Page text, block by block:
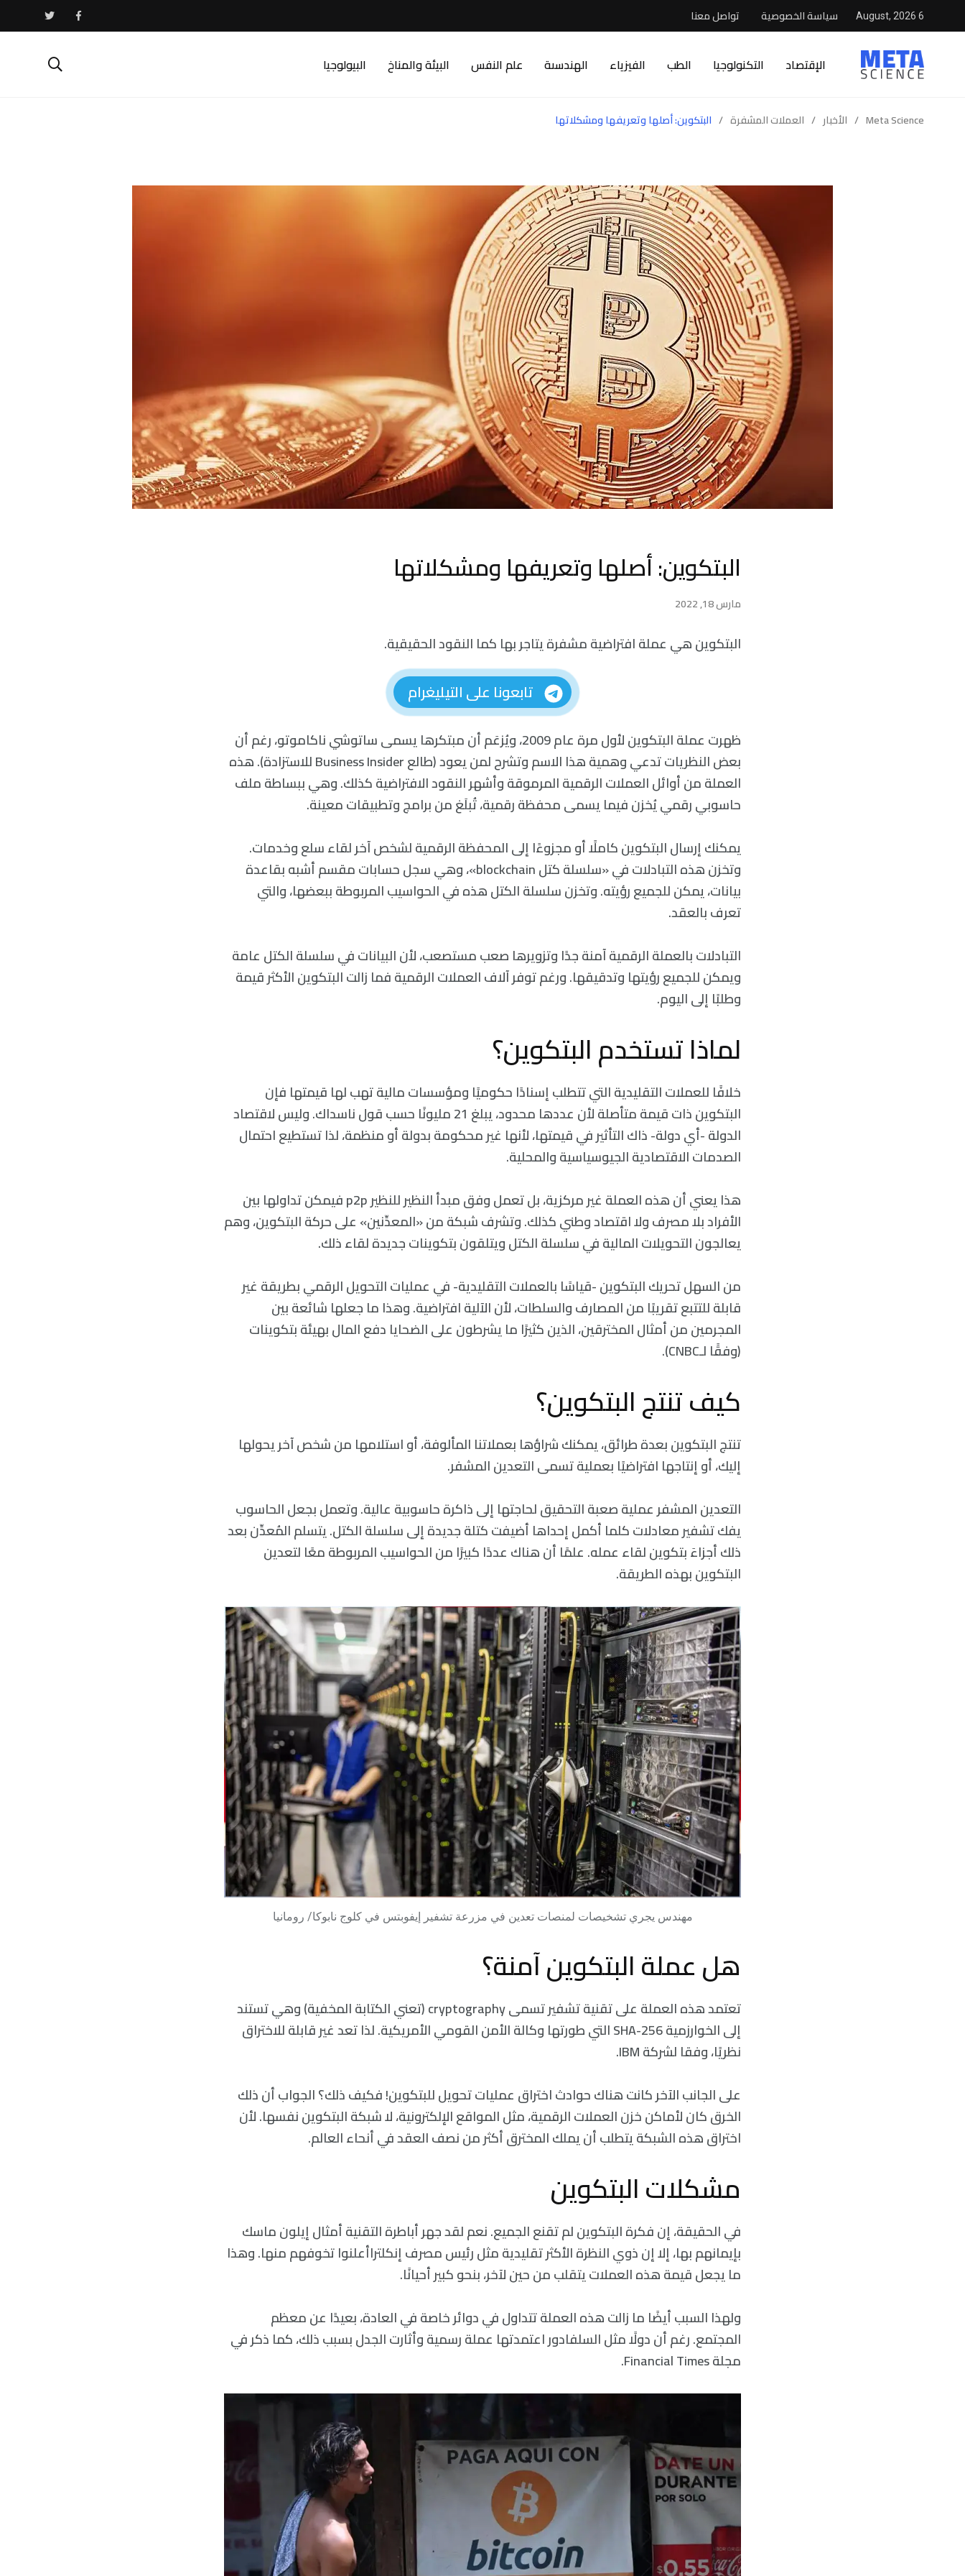
6 August, 2026 سياسة الخصوصية تواصل معنا
الإقتصاد التكنولوجيا الطب الفيزياء الهندسىة علم النفس البيئة والمناخ البيولوجيا
Meta Science
/ الأخبار / العملات المشفرة / البتكوين: أصلها وتعريفها ومشكلاتها
البتكوين: أصلها وتعريفها ومشكلاتها
مارس 18, 2022
البتكوين هي عملة افتراضية مشفرة يتاجر بها كما النقود الحقيقية.
تابعونا على التيليغرام
ظهرت عملة البتكوين لأول مرة عام 2009، ويُزعَم أن مبتكرها يسمى ساتوشي ناكاموتو، رغم أن
بعض النظريات تدعي وهمية هذا الاسم وتشرح لمن يعود (طالع Business Insider للاستزادة). هذه
العملة من أوائل العملات الرقمية المرموقة وأشهر النقود الافتراضية كذلك. وهي ببساطة ملف
حاسوبي رقمي يُخزن فيما يسمى محفظة رقمية، تُبلَغ من برامج وتطبيقات معينة.
يمكنك إرسال البتكوين كاملًا أو مجزوءًا إلى المحفظة الرقمية لشخص آخر لقاء سلع وخدمات.
وتخزن هذه التبادلات في «سلسلة كتل blockchain»، وهي سجل حسابات مقسم أشبه بقاعدة
بيانات، يمكن للجميع رؤيته. وتخزن سلسلة الكتل هذه في الحواسيب المربوطة ببعضها، والتي
تعرف بالعقد.
التبادلات بالعملة الرقمية آمنة جدًا وتزويرها صعب مستصعب، لأن البيانات في سلسلة الكتل عامة
ويمكن للجميع رؤيتها وتدقيقها. ورغم توفر آلاف العملات الرقمية فما زالت البتكوين الأكثر قيمة
وطلبًا إلى اليوم.
لماذا تستخدم البتكوين؟
خلافًا للعملات التقليدية التي تتطلب إسنادًا حكوميًا ومؤسسات مالية تهب لها قيمتها فإن
البتكوين ذات قيمة متأصلة لأن عددها محدود، يبلغ 21 مليونًا حسب قول ناسداك. وليس لاقتصاد
الدولة -أي دولة- ذاك التأثير في قيمتها، لأنها غير محكومة بدولة أو منظمة، لذا تستطيع احتمال
الصدمات الاقتصادية الجيوسياسية والمحلية.
هذا يعني أن هذه العملة غير مركزية، بل تعمل وفق مبدأ النظير للنظير p2p فيمكن تداولها بين
الأفراد بلا مصرف ولا اقتصاد وطني كذلك. وتشرف شبكة من «المعدِّنين» على حركة البتكوين، وهم
يعالجون التحويلات المالية في سلسلة الكتل ويتلقون بتكوينات جديدة لقاء ذلك.
من السهل تحريك البتكوين -قياسًا بالعملات التقليدية- في عمليات التحويل الرقمي بطريقة غير
قابلة للتتبع تقريبًا من المصارف والسلطات، لأن الآلية افتراضية. وهذا ما جعلها شائعة بين
المجرمين من أمثال المخترقين، الذين كثيرًا ما يشرطون على الضحايا دفع المال بهيئة بتكوينات
(وفقًا لـCNBC).
كيف تنتج البتكوين؟
تنتج البتكوين بعدة طرائق، يمكنك شراؤها بعملاتنا المألوفة، أو استلامها من شخص آخر يحولها
إليك، أو إنتاجها افتراضيًا بعملية تسمى التعدين المشفر.
التعدين المشفر عملية صعبة التحقيق لحاجتها إلى ذاكرة حاسوبية عالية. وتعمل بجعل الحاسوب
يفك تشفير معادلات كلما أكمل إحداها أضيفت كتلة جديدة إلى سلسلة الكتل. يتسلم المُعدِّن بعد
ذلك أجزاءَ بتكوين لقاء عمله. علمًا أن هناك عددًا كبيرًا من الحواسيب المربوطة معًا لتعدين
البتكوين بهذه الطريقة.
مهندس يجري تشخيصات لمنصات تعدين في مزرعة تشفير إيفوبتس في كلوج نابوكا/ رومانيا
هل عملة البتكوين آمنة؟
تعتمد هذه العملة على تقنية تشفير تسمى cryptography (تعني الكتابة المخفية) وهي تستند
إلى الخوارزمية SHA-256 التي طورتها وكالة الأمن القومي الأمريكية. لذا تعد غير قابلة للاختراق
نظريًا، وفقا لشركة IBM.
على الجانب الآخر كانت هناك حوادث اختراق عمليات تحويل للبتكوين! فكيف ذلك؟ الجواب أن ذلك
الخرق كان لأماكن خزن العملات الرقمية، مثل المواقع الإلكترونية، لا شبكة البتكوين نفسها. لأن
اختراق هذه الشبكة يتطلب أن يملك المخترق أكثر من نصف العقد في أنحاء العالم.
مشكلات البتكوين
في الحقيقة، إن فكرة البتكوين لم تقنع الجميع. نعم لقد جهر أباطرة التقنية أمثال إيلون ماسك
بإيمانهم بها، إلا إن ذوي النظرة الأكثر تقليدية مثل رئيس مصرف إنكلتراأعلنوا تخوفهم منها. وهذا
ما يجعل قيمة هذه العملات يتقلب من حين لآخر، بنحو كبير أحيانًا.
ولهذا السبب أيضًا ما زالت هذه العملة تتداول في دوائر خاصة في العادة، بعيدًا عن معظم
المجتمع. رغم أن دولًا مثل السلفادور اعتمدتها عملة رسمية وأثارت الجدل بسبب ذلك، كما ذكر في
مجلة Financial Times.